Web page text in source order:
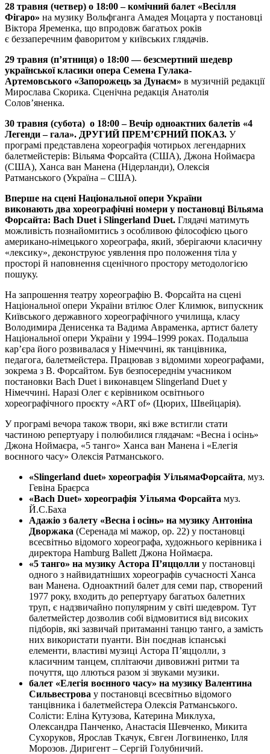
28 травня (четвер) о 18:00 – комічний балет «Весілля
Фігаро» на музику Вольфганга Амадея Моцарта у постановці
Віктора Яременка, що впродовж багатьох років
є беззаперечним фаворитом у київських глядачів.
29 травня (п’ятниця) о 18:00— безсмертний шедевр
української класики опера Семена Гулака-
Артемовського «Запорожець за Дунаєм» в музичній редакції
Мирослава Скорика. Сценічна редакція Анатолія
Солов’яненка.
30 травня (субота) о 18:00 – Вечір одноактних балетів «4
Легенди – гала». ДРУГИЙ ПРЕМ’ЄРНИЙ ПОКАЗ. У
програмі представлена хореографія чотирьох легендарних
балетмейстерів: Вільяма Форсайта (США), Джона Ноймаєра
(США), Ханса ван Манена (Нідерланди), Олексія
Ратманського (Україна – США).
Вперше на сцені Національної опери України
виконають два хореографічні номери у постановці Вільяма
Форсайта: Bach Duet і Slingerland Duet. Глядачі матимуть
можливість познайомитись з особливою філософією цього
американо-німецького хореографа, який, зберігаючи класичну
«лексику», деконструює уявлення про положення тіла у
просторі й наповнення сценічного простору методологією
пошуку.
На запрошення театру хореографію В. Форсайта на сцені
Національної опери України втілює Олег Климюк, випускник
Київського державного хореографічного училища, класу
Володимира Денисенка та Вадима Авраменка, артист балету
Національної опери України у 1994–1999 роках. Подальша
кар’єра його розвивалася у Німеччині, як танцівника,
педагога, балетмейстера. Працював з відомими хореографами,
зокрема з В. Форсайтом. Був безпосереднім учасником
постановки Bach Duet і виконавцем Slingerland Duet у
Німеччині. Наразі Олег є керівником освітнього
хореографічного проєкту «ART of» (Цюрих, Швейцарія).
У програмі вечора також твори, які вже встигли стати
частиною репертуару і полюбилися глядачам: «Весна і осінь»
Джона Ноймаєра, «5 танго» Ханса ван Манена і «Елегія
воєнного часу» Олексія Ратманського.
«Slingerland duet» хореографія УільямаФорсайта, муз.
Гевіна Браєрса
«Bach Duet» хореографія Уільяма Форсайта муз.
Й.С.Баха
Адажіо з балету «Весна і осінь» на музику Антоніна
Дворжака (Серенада мі мажор, ор. 22) у постановці
всесвітньо відомого хореографа, художнього керівника і
директора Hamburg Ballett Джона Ноймаєра.
«5 танго» на музику Астора П’яццолли у постановці
одного з найвидатніших хореографів сучасності Ханса
ван Манена. Одноактний балет для семи пар, створений
1977 року, входить до репертуару багатьох балетних
труп, є надзвичайно популярним у світі шедевром. Тут
балетмейстер дозволив собі відмовитися від високих
підборів, які зазвичай притаманні танцю танго, а замість
них використати пуанти. Він поєднав іспанські
елементи, властиві музиці Астора П’яццолли, з
класичним танцем, сплітаючи дивовижні ритми та
почуття, що ллються разом зі звуками музики.
балет «Елегія воєнного часу» на музику Валентина
Сильвестрова у постановці всесвітньо відомого
танцівника і балетмейстера Олексія Ратманського.
Солісти: Еліна Кутузова, Катерина Миклуха,
Олександра Панченко, Анастасія Шевченко, Микита
Сухоруков, Ярослав Ткачук, Євген Логвиненко, Ілля
Морозов. Диригент – Сергій Голубничий.